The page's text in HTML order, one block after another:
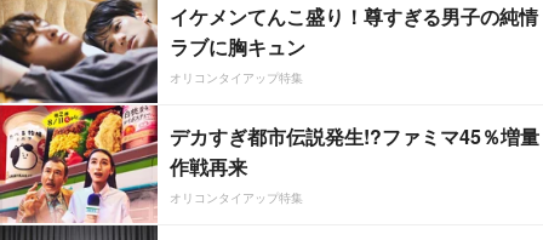
イケメンてんこ盛り！尊すぎる男子の純情
ラブに胸キュン
オリコンタイアップ特集
デカすぎ都市伝説発生!?ファミマ45％増量
作戦再来
オリコンタイアップ特集